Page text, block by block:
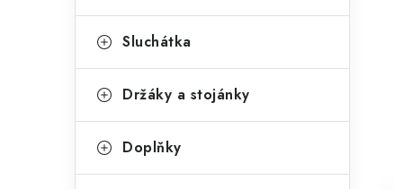
Sluchátka
Držáky a stojánky
Doplňky